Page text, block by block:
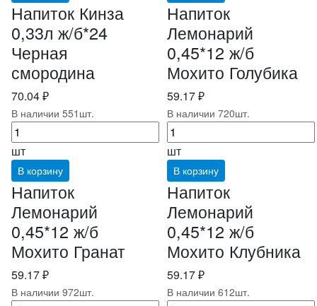
Напиток Кинза
0,33л ж/б*24
Черная
смородина
70.04 ₽
В наличии 551шт.
шт
В корзину
Напиток
Лемонарий
0,45*12 ж/б
Мохито Голубика
59.17 ₽
В наличии 720шт.
шт
В корзину
Напиток
Лемонарий
0,45*12 ж/б
Мохито Гранат
59.17 ₽
В наличии 972шт.
Напиток
Лемонарий
0,45*12 ж/б
Мохито Клубника
59.17 ₽
В наличии 612шт.